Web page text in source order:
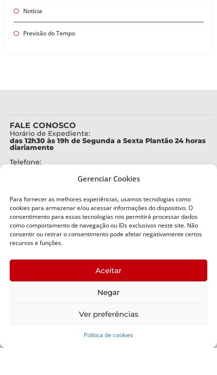
Gerenciar Cookies
Para fornecer as melhores experiências, usamos tecnologias como
cookies para armazenar e/ou acessar informações do dispositivo. O
consentimento para essas tecnologias nos permitirá processar dados
como comportamento de navegação ou IDs exclusivos neste site. Não
consentir ou retirar o consentimento pode afetar negativamente certos
recursos e funções.
Aceitar
Negar
Ver preferências
Política de cookies
Notícia
Previsão do Tempo
FALE CONOSCO
Horário de Expediente:
das 12h30 às 19h de Segunda a Sexta Plantão 24 horas
diariamente
Telefone:
Alertas Defesa Civil:
SMS 40199
ENDEREÇO
Defesa Civil do Estado de Santa Catarina
Bairro:
Capoeiras, Florianópolis, SC
Política de Privacidade